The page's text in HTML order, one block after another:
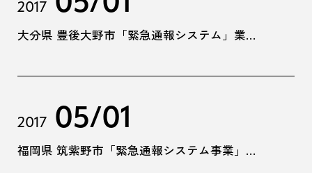
2017
大分県 豊後大野市「緊急通報システム」業務委託
2017 05/01
福岡県 筑紫野市「緊急通報システム事業」業務委託